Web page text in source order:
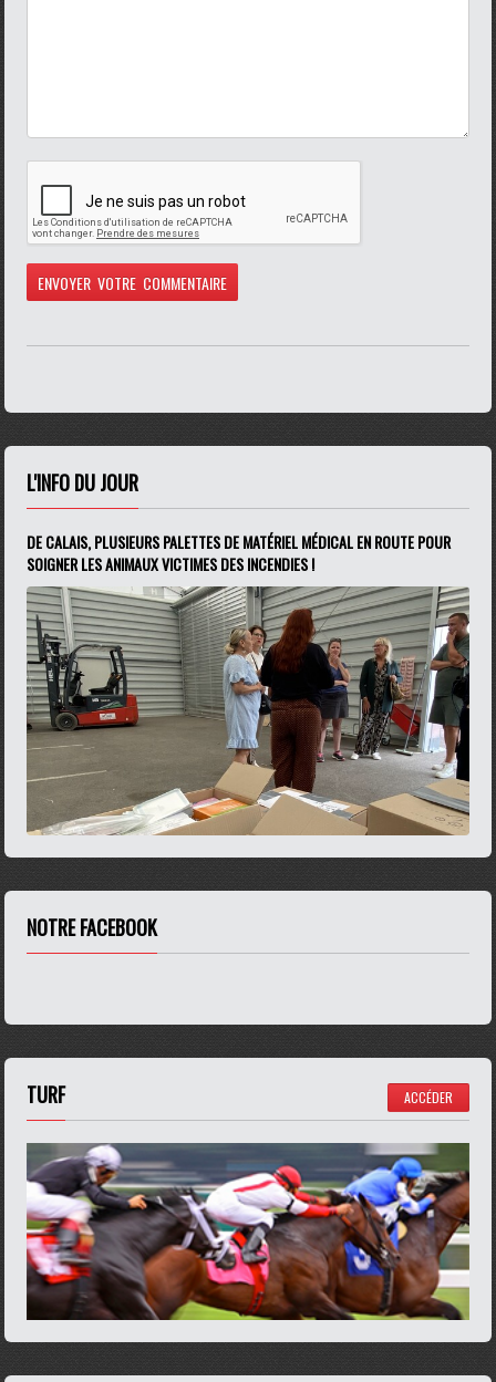
L'INFO DU JOUR
DE CALAIS, PLUSIEURS PALETTES DE MATÉRIEL MÉDICAL EN ROUTE POUR
SOIGNER LES ANIMAUX VICTIMES DES INCENDIES !
NOTRE FACEBOOK
TURF ACCÉDER